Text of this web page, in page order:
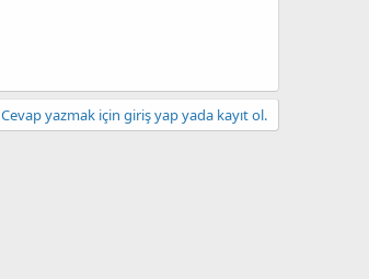
Cevap yazmak için giriş yap yada kayıt ol.